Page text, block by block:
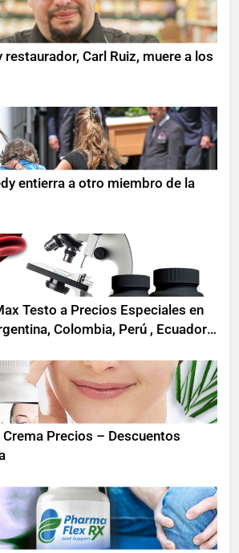
Carl Ruiz, muere a los
entierra a otro miembro de la
Testo a Precios Especiales en
Colombia, Perú , Ecuador,
Crema Precios – Descuentos